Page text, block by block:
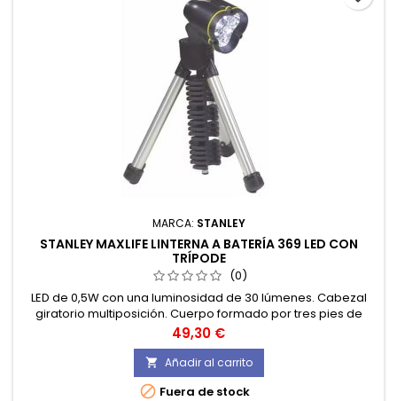
MARCA: STANLEY
STANLEY MAXLIFE LINTERNA A BATERÍA 369 LED CON
TRÍPODE
(0)
LED de 0,5W con una luminosidad de 30 lúmenes. Cabezal
giratorio multiposición. Cuerpo formado por tres pies de
aluminio, que convierten la linterna en un trípode con
cabezal ajustable.
Precio
49,30 €
 Añadir al carrito
 Fuera de stock